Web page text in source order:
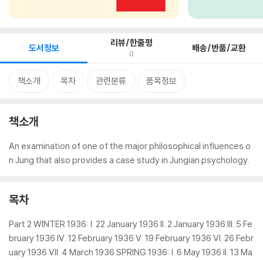
도서정보 리뷰/한줄평
0 배송/반품/교환
책소개 목차 관련분류 품목정보
책소개
An examination of one of the major philosophical influences o
n Jung that also provides a case study in Jungian psychology.
목차
Part 2 WINTER 1936: I. 22 January 1936 II. 2 January 1936 III. 5 Fe
bruary 1936 IV. 12 February 1936 V. 19 February 1936 VI. 26 Febr
uary 1936 VII. 4 March 1936 SPRING 1936: I. 6 May 1936 II. 13 Ma